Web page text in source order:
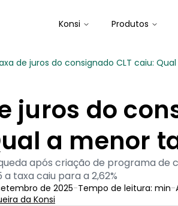
Konsi Produtos
de juros do consignado CLT caiu:
juros do
a menor
após criação de programa de
taxa caiu para a 2,62%
de 2025-Tempo de leitura: min-
da Konsi